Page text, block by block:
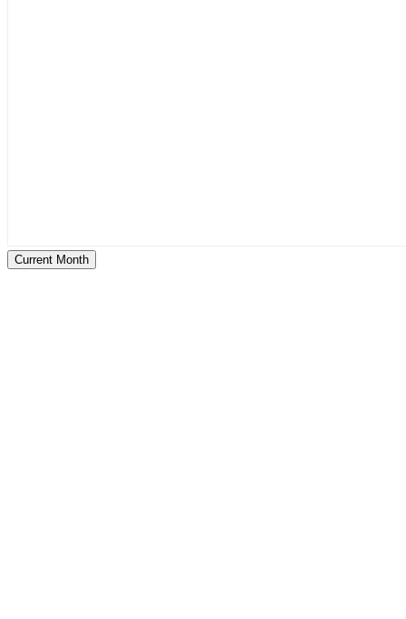
Current Month